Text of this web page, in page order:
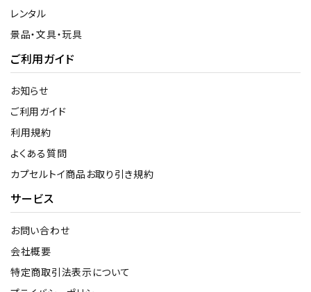
レンタル
景品・文具・玩具
ご利用ガイド
お知らせ
ご利用ガイド
利用規約
よくある質問
カプセルトイ商品お取り引き規約
サービス
お問い合わせ
会社概要
特定商取引法表示について